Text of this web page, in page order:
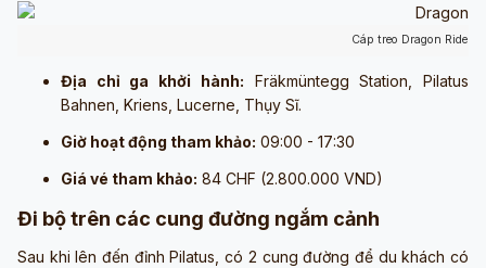
Cáp treo Dragon Ride
Địa chỉ ga khởi hành: Fräkmüntegg Station, Pilatus
Bahnen, Kriens, Lucerne, Thụy Sĩ.
Giờ hoạt động tham khảo: 09:00 - 17:30
Giá vé tham khảo: 84 CHF (2.800.000 VND)
Đi bộ trên các cung đường ngắm cảnh
Sau khi lên đến đỉnh Pilatus, có 2 cung đường để du khách có